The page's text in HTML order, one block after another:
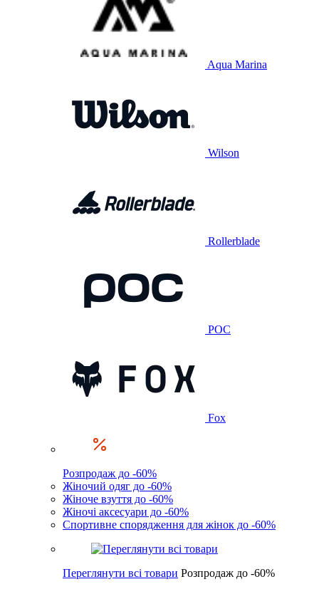
Aqua Marina
Wilson
Rollerblade
POC
Fox
Розпродаж до -60%
Жіночий одяг до -60%
Жіноче взуття до -60%
Жіночі аксесуари до -60%
Спортивне спорядження для жінок до -60%
Переглянути всі товари Розпродаж до -60%